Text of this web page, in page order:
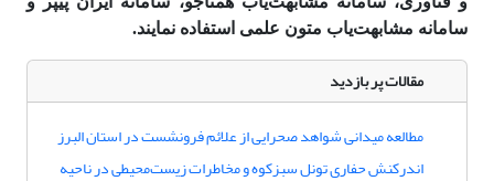
سامانه مشابهت‌یاب متون علمی استفاده نمایند.
مقالات پر بازدید
مطالعه میدانی شواهد صحرایی از علائم فرونشست در استان البرز
اندرکنش حفاری تونل سبزکوه و مخاطرات زیست‌محیطی در ناحیه